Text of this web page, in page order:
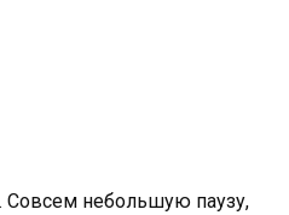
Совсем небольшую паузу,